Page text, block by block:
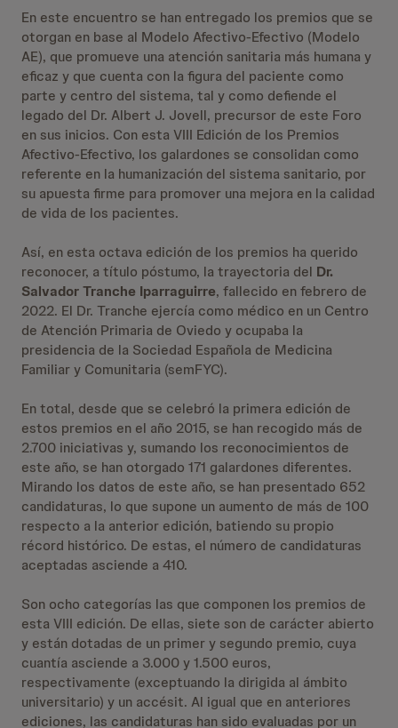
En este encuentro se han entregado los premios que se
otorgan en base al Modelo Afectivo-Efectivo (Modelo
AE), que promueve una atención sanitaria más humana y
eficaz y que cuenta con la figura del paciente como
parte y centro del sistema, tal y como defiende el
legado del Dr. Albert J. Jovell, precursor de este Foro
en sus inicios. Con esta VIII Edición de los Premios
Afectivo-Efectivo, los galardones se consolidan como
referente en la humanización del sistema sanitario, por
su apuesta firme para promover una mejora en la calidad
de vida de los pacientes.
Así, en esta octava edición de los premios ha querido
reconocer, a título póstumo, la trayectoria del Dr.
Salvador Tranche Iparraguirre, fallecido en febrero de
2022. El Dr. Tranche ejercía como médico en un Centro
de Atención Primaria de Oviedo y ocupaba la
presidencia de la Sociedad Española de Medicina
Familiar y Comunitaria (semFYC).
En total, desde que se celebró la primera edición de
estos premios en el año 2015, se han recogido más de
2.700 iniciativas y, sumando los reconocimientos de
este año, se han otorgado 171 galardones diferentes.
Mirando los datos de este año, se han presentado 652
candidaturas, lo que supone un aumento de más de 100
respecto a la anterior edición, batiendo su propio
récord histórico. De estas, el número de candidaturas
aceptadas asciende a 410.
Son ocho categorías las que componen los premios de
esta VIII edición. De ellas, siete son de carácter abierto
y están dotadas de un primer y segundo premio, cuya
cuantía asciende a 3.000 y 1.500 euros,
respectivamente (exceptuando la dirigida al ámbito
universitario) y un accésit. Al igual que en anteriores
ediciones, las candidaturas han sido evaluadas por un